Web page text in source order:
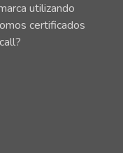
utilizando
certificados